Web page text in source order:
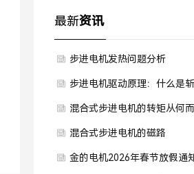
最新资讯
步进电机发热问题分析
步进电机驱动原理：什么是
恒流控制
混合式步进电机的转矩从何而
来？——电磁、磁阻与齿槽转
解析
混合式步进电机的磁路
金的电机2026年春节放假通